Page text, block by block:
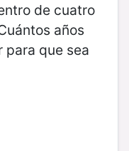
de cuatro
años
para que sea